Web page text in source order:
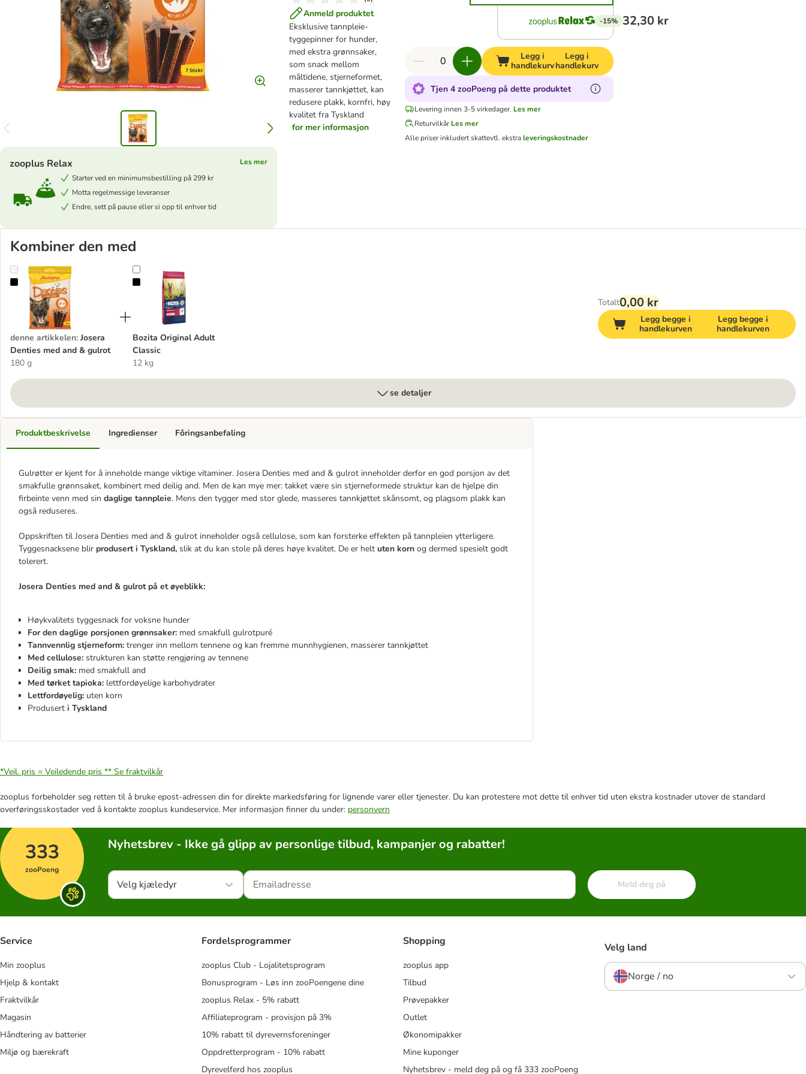
Anmeld produktet
Eksklusive tannpleie-
tyggepinner for hunder,
med ekstra grønnsaker,
som snack mellom
måltidene, stjerneformet,
masserer tannkjøttet, kan
redusere plakk, kornfri, høy
kvalitet fra Tyskland
for mer informasjon
zooplus Relax
Les mer
Starter ved en minimumsbestilling på 299 kr
Motta regelmessige leveranser
Endre, sett på pause eller si opp til enhver tid
-15% 32,30 kr
Legg i
handlekurv
Legg i
handlekurv
Tjen 4 zooPoeng på dette produktet
Levering innen 3-5 virkedager. Les mer
Returvilkår Les mer
Alle priser inkludert skattevtl. ekstraleveringskostnader
Kombiner den med
Josera Denties med and & gulrot
denne artikkelen: Josera
Denties med and & gulrot
180 g
Bozita Original Adult Classic
Bozita Original Adult
Classic
12 kg
Totalt0,00 kr
Legg begge i
handlekurven
Legg begge i
handlekurven
se detaljer
Produktbeskrivelse
Gulrøtter er kjent for å inneholde mange viktige vitaminer. Josera Denties med and & gulrot inneholder derfor en god porsjon av det
smakfulle grønnsaket, kombinert med deilig and. Men de kan mye mer: takket være sin stjerneformede struktur kan de hjelpe din
firbeinte venn med sin daglige tannpleie. Mens den tygger med stor glede, masseres tannkjøttet skånsomt, og plagsom plakk kan
også reduseres.
Oppskriften til Josera Denties med and & gulrot inneholder også cellulose, som kan forsterke effekten på tannpleien ytterligere.
Tyggesnacksene blir produsert i Tyskland, slik at du kan stole på deres høye kvalitet. De er helt uten korn og dermed spesielt godt
tolerert.
Josera Denties med and & gulrot på et øyeblikk:
Høykvalitets tyggesnack for voksne hunder
For den daglige porsjonen grønnsaker: med smakfull gulrotpuré
Tannvennlig stjerneform: trenger inn mellom tennene og kan fremme munnhygienen, masserer tannkjøttet
Med cellulose: strukturen kan støtte rengjøring av tennene
Deilig smak: med smakfull and
Med tørket tapioka: lettfordøyelige karbohydrater
Lettfordøyelig: uten korn
Produsert i Tyskland
Ingredienser Fôringsanbefaling
*Veil. pris = Veiledende pris ** Se fraktvilkår
zooplus forbeholder seg retten til å bruke epost-adressen din for direkte markedsføring for lignende varer eller tjenester. Du kan protestere mot dette til enhver tid uten ekstra kostnader utover de standard
overføringsskostader ved å kontakte zooplus kundeservice. Mer informasjon finner du under: personvern
333
zooPoeng
Nyhetsbrev - Ikke gå glipp av personlige tilbud, kampanjer og rabatter!
Velg kjæledyr Meld deg på
Service
Min zooplus
Hjelp & kontakt
Fraktvilkår
Magasin
Håndtering av batterier
Miljø og bærekraft
Fordelsprogrammer
zooplus Club - Lojalitetsprogram
Bonusprogram - Løs inn zooPoengene dine
zooplus Relax - 5% rabatt
Affiliateprogram - provisjon på 3%
10% rabatt til dyrevernsforeninger
Oppdretterprogram - 10% rabatt
Dyrevelferd hos zooplus
Shopping
zooplus app
Tilbud
Prøvepakker
Outlet
Økonomipakker
Mine kuponger
Nyhetsbrev - meld deg på og få 333 zooPoeng
Velg land
Norge / no